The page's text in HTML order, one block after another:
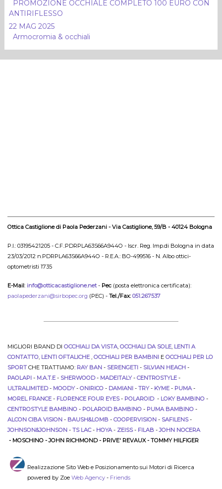
PROMOZIONE OCCHIALE COMPLETO 100 EURO CON
ANTIRIFLESSO
22 MAG 2025
Armocromia & occhiali
Ottica Castiglione di Paola Pederzani - Via Castiglione, 59/B - 40124 Bologna
P.I.: 03195421205 - C.F.:PDRPLA63S66A944O - Iscr. Reg. Imp.di Bologna in data
23/03/2012 n.PDRPLA63S66A944O - R.E.A.: BO-499516 - N. Albo ottici-
optometristi 1735
E-Mail: info@otticacastiglione.net- Pec(posta elettronica certificata):
paolapederzani@sirbopec.org (PEC) - Tel./Fax: 051.267537
MIGLIORI BRAND DI OCCHIALI DA VISTA, OCCHIALI DA SOLE, LENTI A
CONTATTO,LENTI OFTALICHE , OCCHIALI PER BAMBINIE OCCHIALI PER LO
SPORTCHE TRATTIAMO: RAY BAN- SERENGETI- SILVIAN HEACH-
PAOLAPI- M.A.T.E- SHERWOOD- MADEITALY- CENTROSTYLE-
ULTRALIMITED- MOODY- ONIRICO- DAMIANI- TRY- KYME- PUMA-
MOREL FRANCE- FLORENCE FOUR EYES-POLAROID- LOKY BAMBINO-
CENTROSTYLE BAMBINO- POLAROID BAMBINO-PUMA BAMBINO -
ALCON CIBA VISION- BAUSH&LOMB- COOPERVISION- SAFILENS-
JOHNSON&JOHNSON-TS LAC-HOYA- ZEISS- FILAB-JOHN NOCERA
- MOSCHINO - JOHN RICHMOND - PRIVE' REVAUX - TOMMY HILFIGER
Realizzazione Sito Web e Posizionamento sui Motori di Ricerca
powered by Zoe Web Agency- Friends